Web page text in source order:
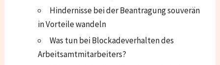
Hindernisse bei der Beantragung souverän
in Vorteile wandeln
Was tun bei Blockadeverhalten des
Arbeitsamtmitarbeiters?